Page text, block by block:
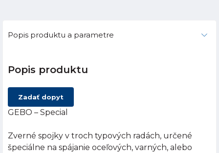
Popis produktu a parametre
Popis produktu
Zadať dopyt
GEBO – Special
Zverné spojky v troch typových radách, určené
špeciálne na spájanie oceľových, varných, alebo